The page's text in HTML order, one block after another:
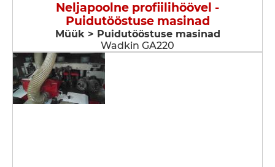
Neljapoolne profiilihöövel -
Puidutööstuse masinad
Müük > Puidutööstuse masinad
Wadkin GA220